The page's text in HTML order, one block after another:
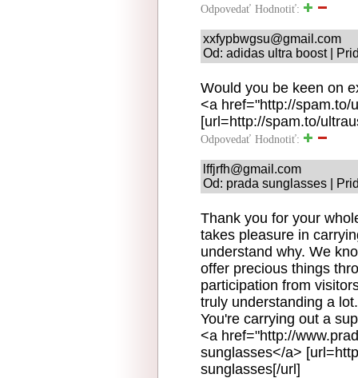
Odpovedať Hodnotiť:
xxfypbwgsu@gmail.com
Od: adidas ultra boost |
Would you be keen on
<a href="http://spam.to/
[url=http://spam.to/
Odpovedať Hodnotiť:
lffjrfh@gmail.com
Od: prada sunglasses |
Thank you for your
takes pleasure in
understand why. We
offer precious things
participation from
truly understanding a
You're carrying out a
<a href="http://
sunglasses</a>
sunglasses[/url]